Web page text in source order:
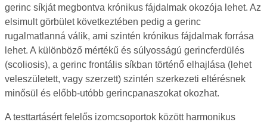
gerinc síkját megbontva krónikus fájdalmak okozója lehet. Az
elsimult görbület következtében pedig a gerinc
rugalmatlanná válik, ami szintén krónikus fájdalmak forrása
lehet. A különböző mértékű és súlyosságú gerincferdülés
(scoliosis), a gerinc frontális síkban történő elhajlása (lehet
veleszületett, vagy szerzett) szintén szerkezeti eltérésnek
minősül és előbb-utóbb gerincpanaszokat okozhat.
A testtartásért felelős izomcsoportok között harmonikus